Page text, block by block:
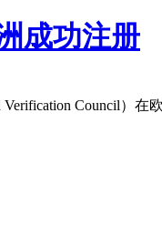
成功注册
Council）在